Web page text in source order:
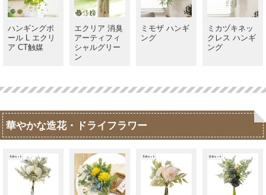
ハンギングボ
ール L エクリ
ア CT触媒
エクリア 消臭
アーティフィ
シャルグリー
ン
ミモザ ハンギ
ング
ミカヅキネッ
クレス ハンギ
ング
華やかな造花・ドライフラワー